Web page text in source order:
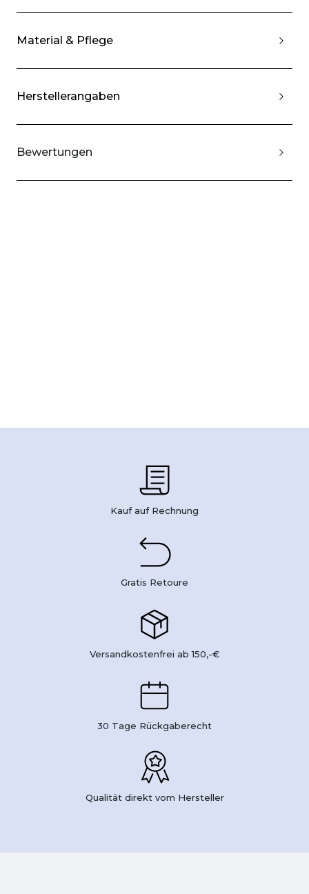
Material & Pflege
Herstellerangaben
Bewertungen
Kauf auf Rechnung
Gratis Retoure
Versandkostenfrei ab 150,-€
30 Tage Rückgaberecht
Qualität direkt vom Hersteller